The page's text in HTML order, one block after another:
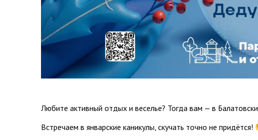
Любите активный отдых и веселье? Тогда вам — в
Встречаем в январские каникулы, скучать точно не придётся!